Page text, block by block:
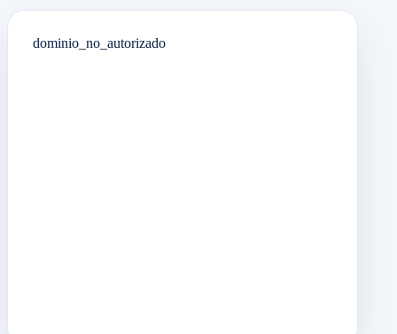
dominio_no_autorizado